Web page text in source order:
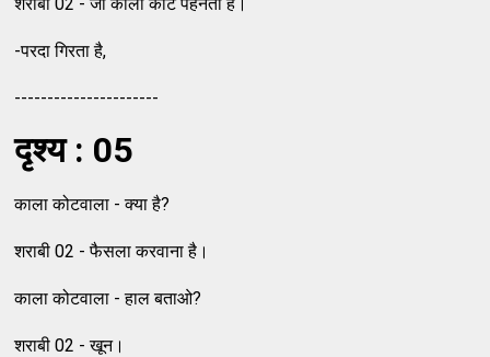
-परदा गिरता है,
----------------------
दृश्य : 05
काला कोटवाला - क्या है?
शराबी 02 - फैसला करवाना है।
काला कोटवाला - हाल बताओ?
शराबी 02 - खून।